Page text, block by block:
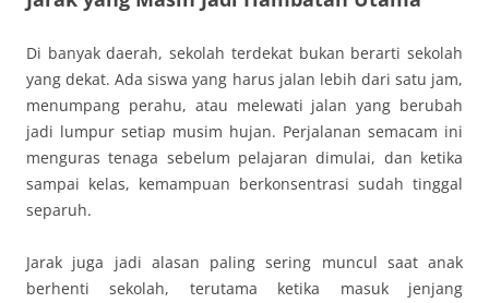
Di banyak daerah, sekolah terdekat bukan berarti sekolah
yang dekat. Ada siswa yang harus jalan lebih dari satu jam,
menumpang perahu, atau melewati jalan yang berubah
jadi lumpur setiap musim hujan. Perjalanan semacam ini
menguras tenaga sebelum pelajaran dimulai, dan ketika
sampai kelas, kemampuan berkonsentrasi sudah tinggal
separuh.
Jarak juga jadi alasan paling sering muncul saat anak
berhenti sekolah, terutama ketika masuk jenjang